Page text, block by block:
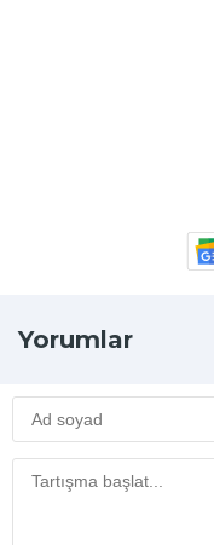
Yorumlar